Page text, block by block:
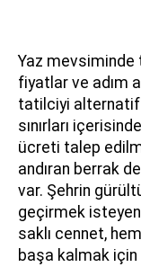
Yaz mevsiminde
fiyatlar ve adım
tatilciyi alternatif
sınırları
ücreti talep
andıran berrak
var. Şehrin
geçirmek
saklı cennet,
başa kalmak için